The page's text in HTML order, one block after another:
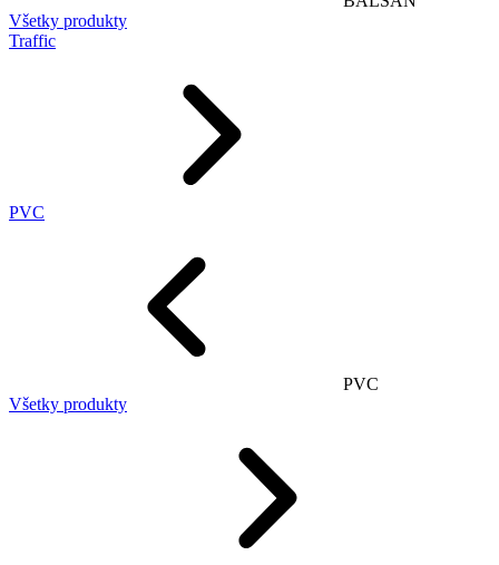
Všetky produkty
Traffic
PVC
PVC
Všetky produkty